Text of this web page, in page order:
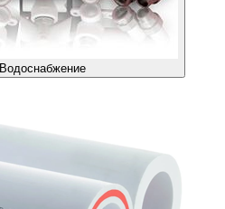
Водоснабжение